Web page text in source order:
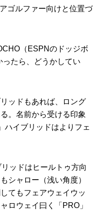
ゴルファー向けと位置づ
（ESPNのドッジボ
ったら、どうかしてい
ッドもあれば、ロング
。名前から受ける印象
ハイブリッドはよりフェ
ッドはヒールトゥ方向
シャロー（浅い角度）
てもフェアウェイウッ
ロウェイ曰く「PRO」